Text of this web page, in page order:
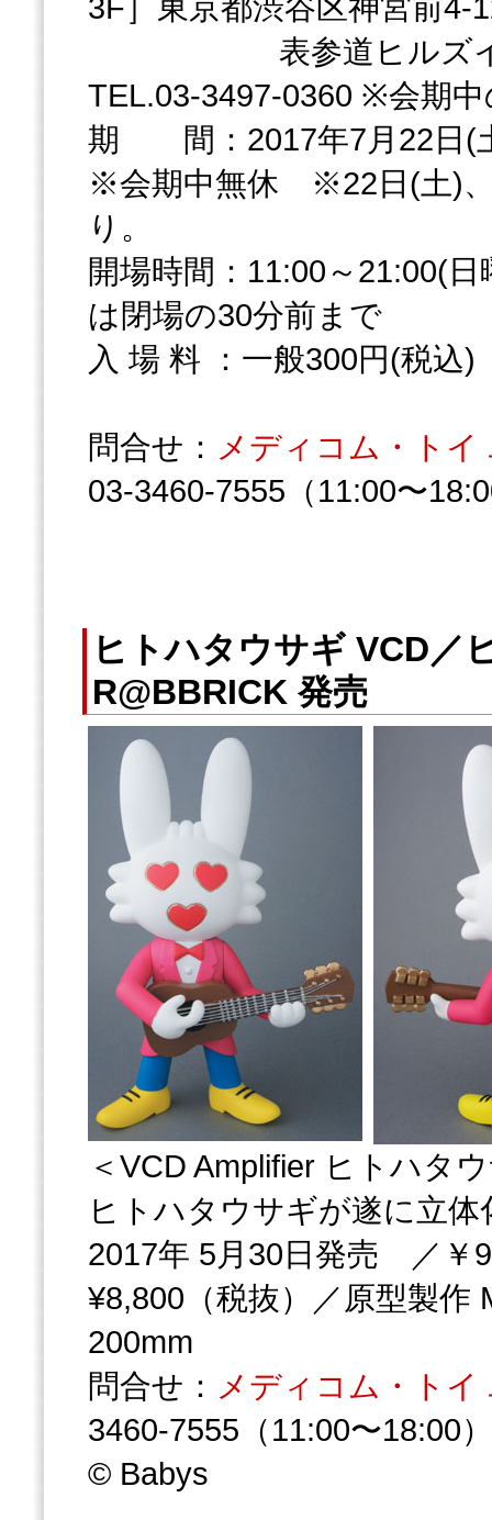
表参道ヒルズイベ
TEL.03-3497-0360 ※会期
期 間：2017年7月22日(
※会期中無休 ※22日(土)、
り。
開場時間：11:00～21:00(
は閉場の30分前まで
入 場 料 ：一般300円(税込)
問合せ： メディコム・ト
03-3460-7555（11:00〜
ヒトハタウサギ VCD／
R@BBRICK 発
＜VCD Amplifier ヒトハタ
ヒトハタウサギが遂に立体
2017年 5月30日発売 ／
¥8,800（税抜）／原型製作
200mm
問合せ： メディコム・ト
3460-7555（11:00〜18:00
© Babys